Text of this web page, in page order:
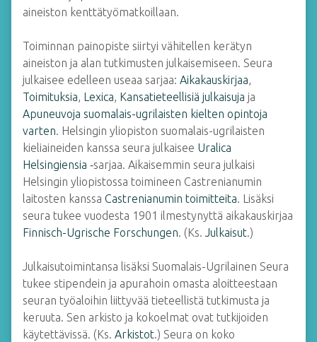
aineiston kenttätyömatkoillaan.
Toiminnan painopiste siirtyi vähitellen kerätyn
aineiston ja alan tutkimusten julkaisemiseen. Seura
julkaisee edelleen useaa sarjaa: Aikakauskirjaa,
Toimituksia, Lexica, Kansatieteellisiä julkaisuja ja
Apuneuvoja suomalais-ugrilaisten kielten opintoja
varten. Helsingin yliopiston suomalais-ugrilaisten
kieliaineiden kanssa seura julkaisee Uralica
Helsingiensia ‑sarjaa. Aikaisemmin seura julkaisi
Helsingin yliopistossa toimineen Castrenianumin
laitosten kanssa Castrenianumin toimitteita. Lisäksi
seura tukee vuodesta 1901 ilmestynyttä aikakauskirjaa
Finnisch-Ugrische Forschungen. (Ks. Julkaisut.)
Julkaisutoimintansa lisäksi Suomalais-Ugrilainen Seura
tukee stipendein ja apurahoin omasta aloitteestaan
seuran työaloihin liittyvää tieteellistä tutkimusta ja
keruuta. Sen arkisto ja kokoelmat ovat tutkijoiden
käytettävissä. (Ks. Arkistot.) Seura on koko